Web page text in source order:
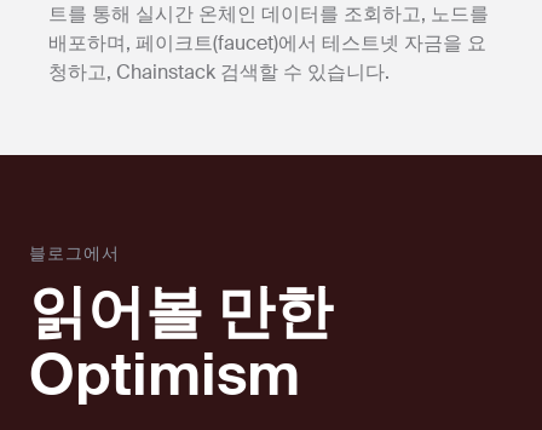
트를 통해 실시간 온체인 데이터를 조회하고, 노드를
배포하며, 페이크트(faucet)에서 테스트넷 자금을 요
청하고, Chainstack 검색할 수 있습니다.
블로그에서
읽어볼 만한
Optimism